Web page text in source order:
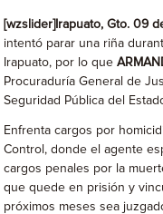
[wzslider]Irapuato, Gto. 09
intentó parar una riña
Irapuato, por lo que
Procuraduría General de
Seguridad Pública del
Enfrenta cargos por
Control, donde el agente
cargos penales por la
que quede en prisión y
próximos meses sea